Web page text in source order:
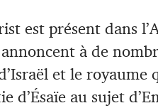
est présent dans
à de
et le royaume
d’Ésaïe au sujet